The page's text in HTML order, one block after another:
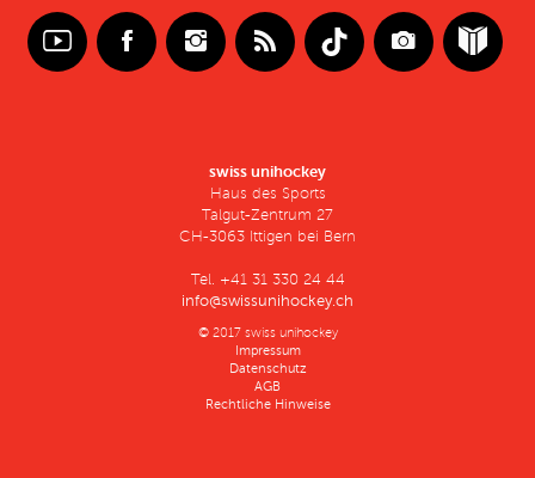
swiss unihockey
Haus des Sports
Talgut-Zentrum 27
CH-3063 Ittigen bei Bern
Tel. +41 31 330 24 44
info@swissunihockey.ch
© 2017 swiss unihockey
Impressum
Datenschutz
AGB
Rechtliche Hinweise